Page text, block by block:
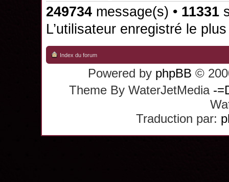
249734 message(s) • 11331
L’utilisateur enregistré le
Index du forum
Powered by phpBB ©
Theme By WaterJetMedia -
Traduction par: